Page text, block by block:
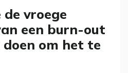
de vroege
een burn-out
om het te